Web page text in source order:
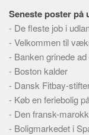
Seneste poster på
- De fleste job i
-Velkommen til
- Banken grinede ad
- Boston kalder
- Dansk Fitbay-
- Køb en feriebolig
- Den fransk-
- Boligmarkedet i